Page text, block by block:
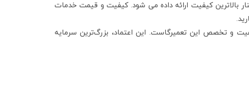
بالاترین کیفیت ارائه داده می شود. کیفیت و قیمت خدمات
دهنده کیفیت و تخصص این تعمیرگاست. این اعتماد، بزرگ‌ترین سرمایه